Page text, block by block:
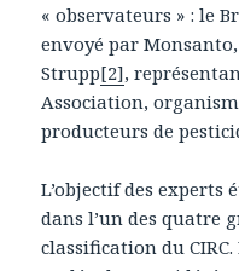
« observateurs » : le
envoyé par
Strupp[2],
Association,
producteurs de
L’objectif des experts
dans l’un des quatre
classification du